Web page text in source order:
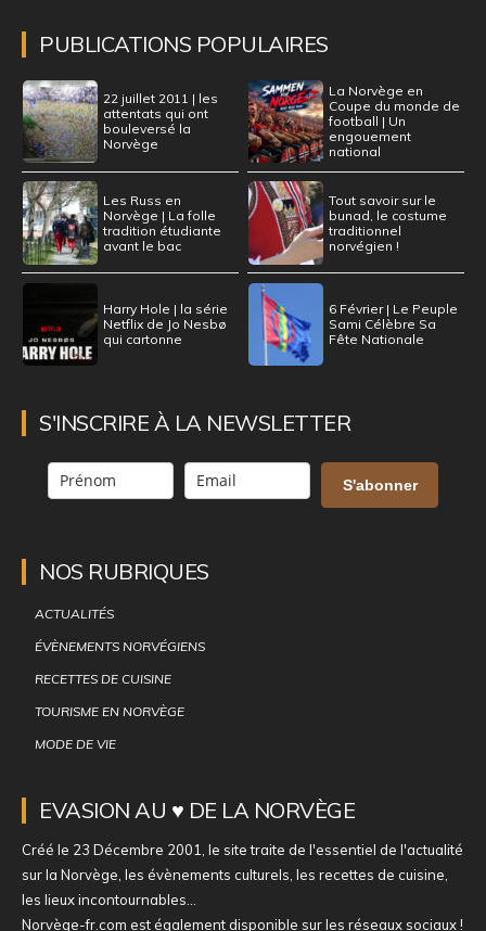
PUBLICATIONS POPULAIRES
22 juillet 2011 | les
attentats qui ont
bouleversé la
Norvège
La Norvège en
Coupe du monde de
football | Un
engouement
national
Les Russ en
Norvège | La folle
tradition étudiante
avant le bac
Tout savoir sur le
bunad, le costume
traditionnel
norvégien !
Harry Hole | la série
Netflix de Jo Nesbø
qui cartonne
6 Février | Le Peuple
Sami Célèbre Sa
Fête Nationale
S'INSCRIRE À LA NEWSLETTER
S'abonner
NOS RUBRIQUES
ACTUALITÉS
ÉVÈNEMENTS NORVÉGIENS
RECETTES DE CUISINE
TOURISME EN NORVÈGE
MODE DE VIE
EVASION AU ♥ DE LA NORVÈGE
Créé le 23 Décembre 2001, le site traite de l'essentiel de l'actualité
sur la Norvège, les évènements culturels, les recettes de cuisine,
les lieux incontournables...
Norvège-fr.com est également disponible sur les réseaux sociaux !